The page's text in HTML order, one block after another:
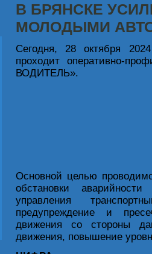
В БРЯНСКЕ
МОЛОДЫМИ
Сегодня, 28 октября
проходит оперативно-
ВОДИТЕЛЬ».
Основной целью
обстановки
управления
предупреждение и
движения со стороны
движения, повышение